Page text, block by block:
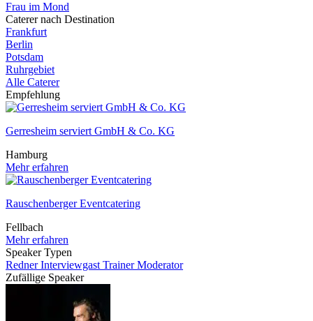
Frau im Mond
Caterer nach Destination
Frankfurt
Berlin
Potsdam
Ruhrgebiet
Alle Caterer
Empfehlung
Gerresheim serviert GmbH & Co. KG
Hamburg
Mehr erfahren
Rauschenberger Eventcatering
Fellbach
Mehr erfahren
Speaker Typen
RednerInterviewgast TrainerModerator
Zufällige Speaker